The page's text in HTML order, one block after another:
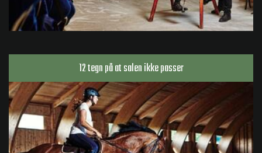
12 tegn på at salen ikke passer